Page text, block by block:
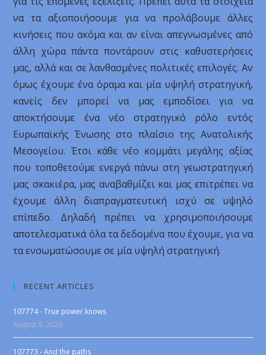
να τα αξιοποιήσουμε για να προλάβουμε άλλες
κινήσεις που ακόμα και αν είναι απεγνωσμένες από
άλλη χώρα πάντα ποντάρουν στις καθυστερήσεις
μας, αλλά και σε λανθασμένες πολιτικές επιλογές. Αν
όμως έχουμε ένα όραμα και μία υψηλή στρατηγική,
κανείς δεν μπορεί να μας εμποδίσει για να
αποκτήσουμε ένα νέο στρατηγικό ρόλο εντός
Ευρωπαϊκής Ένωσης στο πλαίσιο της Ανατολικής
Μεσογείου. Έτσι κάθε νέο κομμάτι μεγάλης αξίας
που τοποθετούμε ενεργά πάνω στη γεωστρατηγική
μας σκακιέρα, μας αναβαθμίζει και μας επιτρέπει να
έχουμε άλλη διαπραγματευτική ισχύ σε υψηλό
επίπεδο. Δηλαδή πρέπει να χρησιμοποιήσουμε
αποτελεσματικά όλα τα δεδομένα που έχουμε, για να
τα ενσωματώσουμε σε μία υψηλή στρατηγική.
RECENT ARTICLES
107774 - True power knows
August 9, 2026
107773 - And the paths